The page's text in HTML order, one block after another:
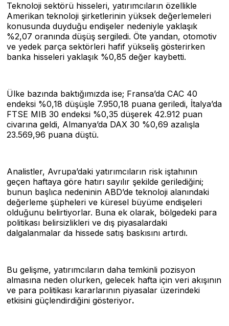
Teknoloji sektörü hisseleri, yatırımcıların özellikle
Amerikan teknoloji şirketlerinin yüksek değerlemeleri
konusunda duyduğu endişeler nedeniyle yaklaşık
%2,07 oranında düşüş sergiledi. Öte yandan, otomotiv
ve yedek parça sektörleri hafif yükseliş gösterirken
banka hisseleri yaklaşık %0,85 değer kaybetti.
Ülke bazında baktığımızda ise; Fransa’da CAC 40
endeksi %0,18 düşüşle 7.950,18 puana geriledi, İtalya’da
FTSE MIB 30 endeksi %0,35 düşerek 42.912 puan
civarına geldi, Almanya’da DAX 30 %0,69 azalışla
23.569,96 puana düştü.
Analistler, Avrupa’daki yatırımcıların risk iştahının
geçen haftaya göre hatırı sayılır şekilde gerilediğini;
bunun başlıca nedeninin ABD’de teknoloji alanındaki
değerleme şüpheleri ve küresel büyüme endişeleri
olduğunu belirtiyorlar. Buna ek olarak, bölgedeki para
politikası belirsizlikleri ve dış piyasalardaki
dalgalanmalar da hissede satış baskısını artırdı.
Bu gelişme, yatırımcıların daha temkinli pozisyon
almasına neden olurken, gelecek hafta için veri akışının
ve para politikası kararlarının piyasalar üzerindeki
etkisini güçlendirdiğini gösteriyor.